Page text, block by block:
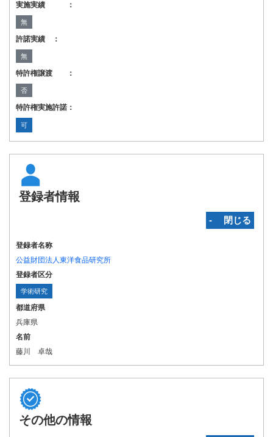
実施実績 ：
無
許諾実績 ：
無
特許権譲渡 ：
否
特許権実施許諾：
可
登録者情報
‐ 閉じる
登録者名称
公益財団法人東洋食品研究所
登録者区分
学術研究
都道府県
兵庫県
名前
藤川 卓哉
その他の情報